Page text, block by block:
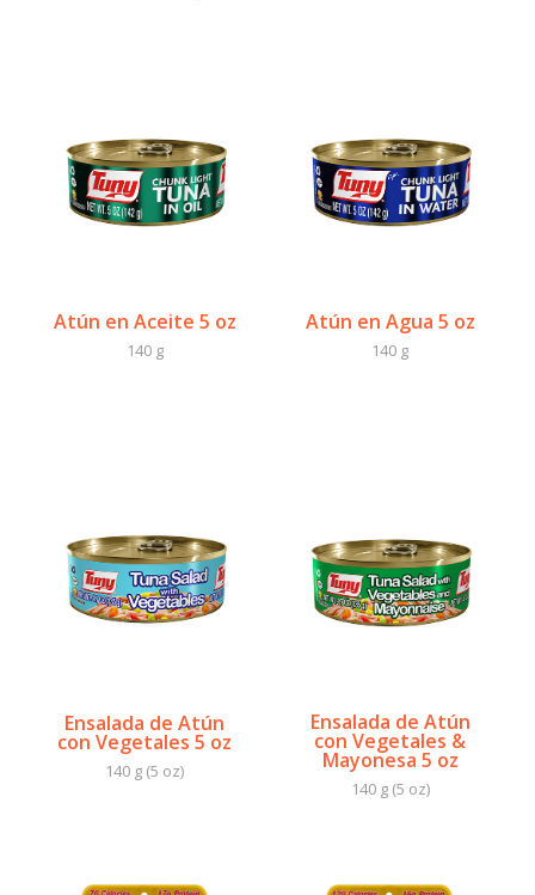
Atún en Aceite 5 oz
140 g
Atún en Agua 5 oz
140 g
Ensalada de Atún
con Vegetales 5 oz
140 g (5 oz)
Ensalada de Atún
con Vegetales &
Mayonesa 5 oz
140 g (5 oz)